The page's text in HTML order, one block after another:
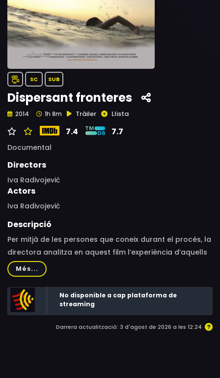
SC SUB
Dispersant fronteres
2014 1h 8m Tràiler Llista
7.4 7.7
Documental
Directors
Iva Radivojević
Actors
Iva Radivojević
Descripció
Per mitjà de les persones que coneix durant el procés, la
directora analitza en aquest film l’experiència d’aquells
que busquen asil a Xipre.
Més...
No disponible a cap plataforma de
streaming
Darrera actualització: 3 d'agost de 2026 a les 12:24